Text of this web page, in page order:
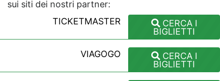
sui siti dei nostri partner:
TICKETMASTER
CERCA I
BIGLIETTI
VIAGOGO
CERCA I
BIGLIETTI